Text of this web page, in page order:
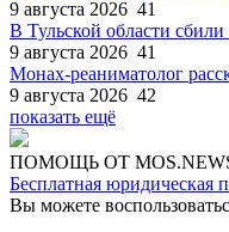
9 августа 2026 41
В Тульской области
9 августа 2026 41
Монах-реаниматолог
9 августа 2026 42
показать ещё
ПОМОЩЬ ОТ
Бесплатная юридическая
Вы можете